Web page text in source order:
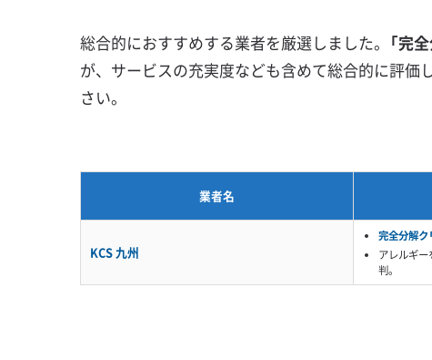
総合的におすすめする業者を厳選しました。 「完
が、サービスの充実度なども含めて総合的に評
さい。
業者名
KCS 九州
完全分解ク
アレルギ
判。